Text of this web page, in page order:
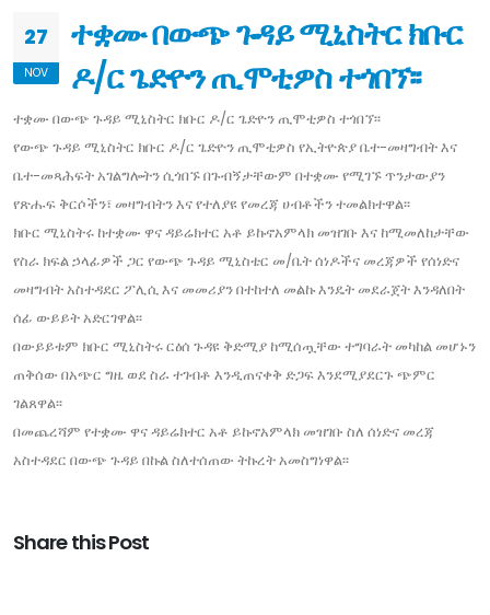
27
NOV
ተቋሙ በውጭ ጉዳይ ሚኒስትር ክቡር
ዶ/ር ጌድዮን ጢሞቲዎስ ተጎበኘ፡፡
ተቋሙ በውጭ ጉዳይ ሚኒስትር ክቡር ዶ/ር ጌድዮን ጢሞቲዎስ ተጎበኘ፡፡
የውጭ ጉዳይ ሚኒስትር ክቡር ዶ/ር ጌድዮን ጢሞቲዎስ የኢትዮጵያ ቤተ-መዛግብት እና
ቤተ-መጻሕፍት አገልግሎትን ሲጎበኙ በጉብኝታቸውም በተቋሙ የሚገኙ ጥንታውያን
የጽሑፍ ቅርሶችን፣ መዛግብትን እና የተለያዩ የመረጃ ሀብቶችን ተመልክተዋል፡፡
ክቡር ሚኒስትሩ ከተቋሙ ዋና ዳይሬክተር አቶ ይኩኖአምላክ መዝገቡ እና ከሚመለከታቸው
የስራ ክፍል ኃላፊዎች ጋር የውጭ ጉዳይ ሚኒስቴር መ/ቤት ሰነዶችና መረጃዎች የሰነድና
መዛግብት አስተዳደር ፖሊሲ እና መመሪያን በተከተለ መልኩ እንዴት መደራጀት እንዳለበት
ሰፊ ውይይት አድርገዋል፡፡
በውይይቱም ክቡር ሚኒስትሩ ርዕሰ ጉዳዩ ቅድሚያ ከሚሰጧቸው ተግባራት መካከል መሆኑን
ጠቅሰው በአጭር ግዜ ወደ ስራ ተገብቶ እንዲጠናቀቅ ድጋፍ እንደሚያደርጉ ጭምር
ገልጸዋል፡፡
በመጨረሻም የተቋሙ ዋና ዳይሬክተር አቶ ይኩኖአምላክ መዝገቡ ስለ ሰነድና መረጃ
አስተዳደር በውጭ ጉዳይ በኩል ስለተሰጠው ትኩረት አመስግነዋል፡፡
Share this Post